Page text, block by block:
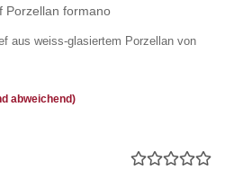
Porzellan formano
aus weiss-glasiertem Porzellan von
abweichend)